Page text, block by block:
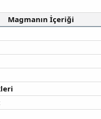
Magmanın İçeriği